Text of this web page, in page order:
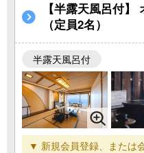
【半露天風呂付
（定員2名）
半露天風呂付
▼ 新規会員登録、または